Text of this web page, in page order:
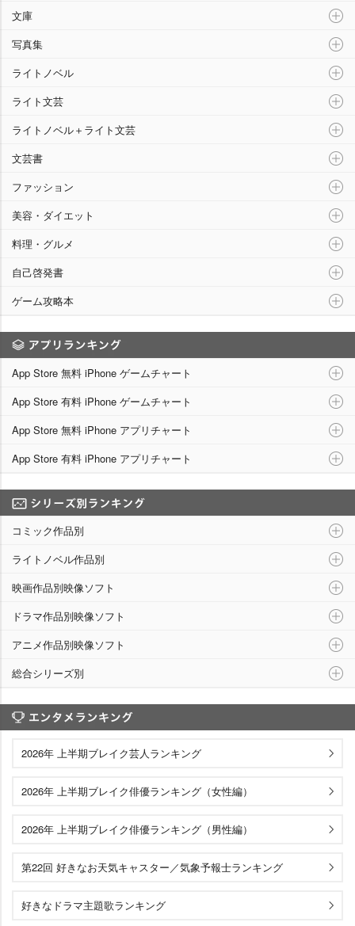
文庫
写真集
ライトノベル
ライト文芸
ライトノベル＋ライト文芸
文芸書
ファッション
美容・ダイエット
料理・グルメ
自己啓発書
ゲーム攻略本
App Store 無料 iPhone ゲームチャート
App Store 有料 iPhone ゲームチャート
App Store 無料 iPhone アプリチャート
App Store 有料 iPhone アプリチャート
コミック作品別
ライトノベル作品別
映画作品別映像ソフト
ドラマ作品別映像ソフト
アニメ作品別映像ソフト
総合シリーズ別
2026年 上半期ブレイク芸人ランキング
2026年 上半期ブレイク俳優ランキング（女性編）
2026年 上半期ブレイク俳優ランキング（男性編）
第22回 好きなお天気キャスター／気象予報士ランキング
好きなドラマ主題歌ランキング